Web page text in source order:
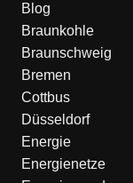
Blog
Braunkohle
Braunschweig
Bremen
Cottbus
Düsseldorf
Energie
Energienetze